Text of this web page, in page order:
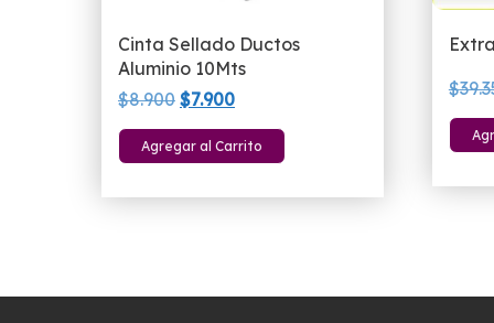
Cinta Sellado Ductos
Aluminio 10Mts
$8.900 El
precio
original
$7.900El
precio
actual
Agregar al Carrito
$